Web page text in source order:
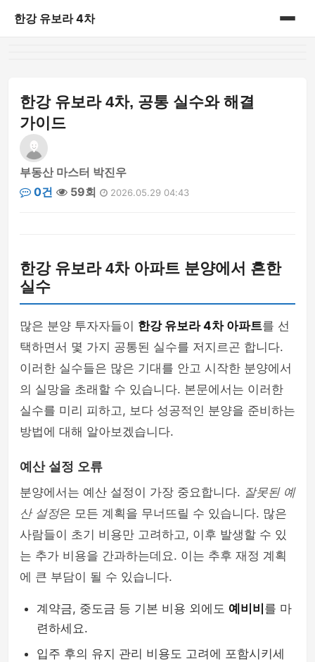
한강 유보라 4차
한강 유보라 4차, 공통 실수와 해결
가이드
부동산 마스터 박진우
0건
59회 2026.05.29 04:43
한강 유보라 4차 아파트 분양에서 흔한
실수
많은 분양 투자자들이 한강 유보라 4차 아파트를 선
택하면서 몇 가지 공통된 실수를 저지르곤 합니다.
이러한 실수들은 많은 기대를 안고 시작한 분양에서
의 실망을 초래할 수 있습니다. 본문에서는 이러한
실수를 미리 피하고, 보다 성공적인 분양을 준비하는
방법에 대해 알아보겠습니다.
예산 설정 오류
분양에서는 예산 설정이 가장 중요합니다. 잘못된 예
산 설정은 모든 계획을 무너뜨릴 수 있습니다. 많은
사람들이 초기 비용만 고려하고, 이후 발생할 수 있
는 추가 비용을 간과하는데요. 이는 추후 재정 계획
에 큰 부담이 될 수 있습니다.
계약금, 중도금 등 기본 비용 외에도 예비비 를 마
련하세요.
입주 후의 유지 관리 비용도 고려에 포함시키세